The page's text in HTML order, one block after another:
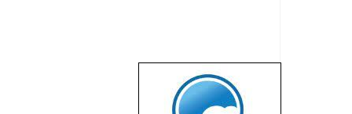
שבוע טוב לכל
הגולשים באשר